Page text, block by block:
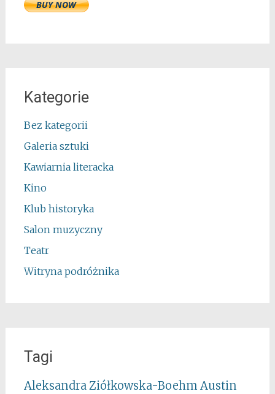
Kategorie
Bez kategorii
Galeria sztuki
Kawiarnia literacka
Kino
Klub historyka
Salon muzyczny
Teatr
Witryna podróżnika
Tagi
Aleksandra Ziółkowska-Boehm Austin